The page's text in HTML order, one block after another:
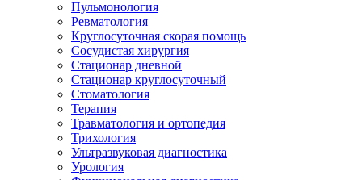
Пульмонология
Ревматология
Круглосуточная скорая помощь
Сосудистая хирургия
Стационар дневной
Стационар круглосуточный
Стоматология
Терапия
Травматология и ортопедия
Трихология
Ультразвуковая диагностика
Урология